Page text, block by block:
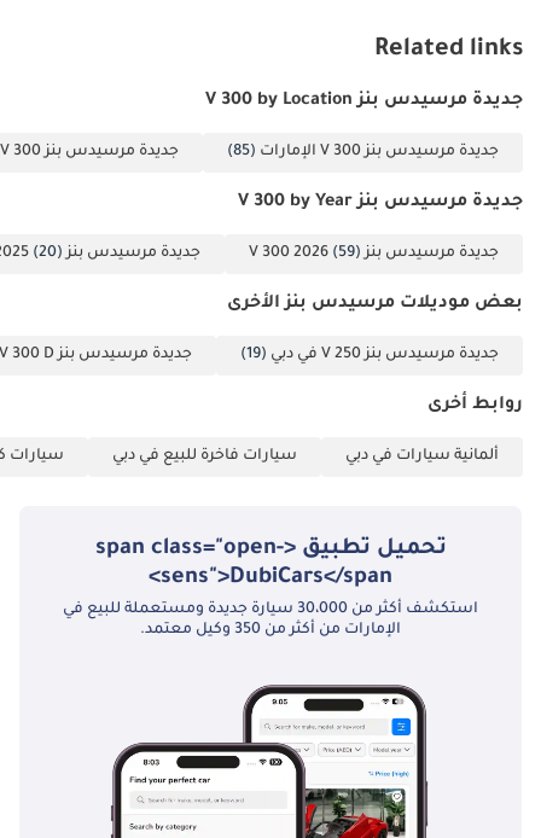
Related links
جديدة مرسيدس بنز V 300 by Location
جديدة مرسيدس بنز V 300 الإمارات (85) جديدة مرسيدس بنز V 300 دبي
جديدة مرسيدس بنز V 300 by Year
جديدة مرسيدس بنز V 300 2026(59) جديدة مرسيدس بنز V 300 2025(20)
بعض موديلات مرسيدس بنز الأخرى
جديدة مرسيدس بنز V 250 في دبي (19) جديدة مرسيدس بنز V 300 D في دبي
روابط أخرى
ألمانية سيارات في دبي سيارات فاخرة للبيع في دبي سيارات
تحميل تطبيق <span class="open-
sens">DubiCars</span>
استكشف أكثر من 30،000 سيارة جديدة ومستعملة للبيع في
الإمارات من أكثر من 350 وكيل معتمد.